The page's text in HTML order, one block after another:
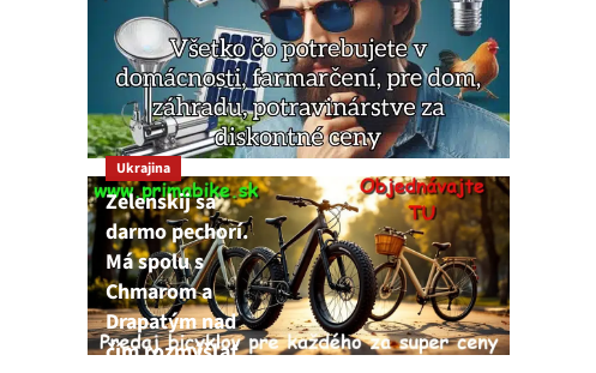
Ukrajina
Zelenskij sa
darmo pechorí.
Má spolu s
Chmarom a
Drapatým nad
čím rozmýšľať